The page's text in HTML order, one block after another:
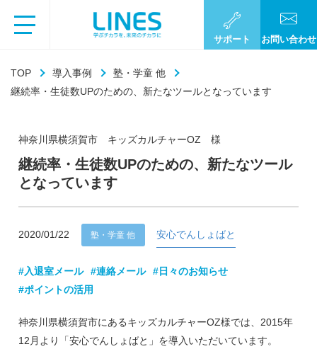
サポート お問い合わせ
TOP 導入事例
塾・学童 他
継続率・生徒数UPのための、新たなツールとなっています
神奈川県横須賀市 キッズカルチャーOZ 様
継続率・生徒数UPのための、新たなツール
となっています
2020/01/22 塾・学童 他 安心でんしょばと
#入退室メール #連絡メール
#日々のお知らせ
#ポイントの活用
神奈川県横須賀市にあるキッズカルチャーOZ様では、2015年
12月より「安心でんしょばと」を導入いただいています。